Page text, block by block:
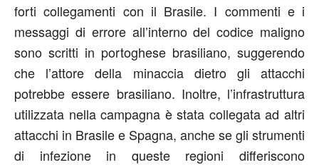
forti collegamenti con il Brasile. I commenti e i
messaggi di errore all’interno del codice maligno
sono scritti in portoghese brasiliano, suggerendo
che l’attore della minaccia dietro gli attacchi
potrebbe essere brasiliano. Inoltre, l’infrastruttura
utilizzata nella campagna è stata collegata ad altri
attacchi in Brasile e Spagna, anche se gli strumenti
di infezione in queste regioni differiscono